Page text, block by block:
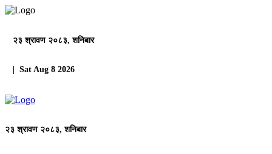
२३ श्रावण २०८३, शनिबार
| Sat Aug 8 2026
२३ श्रावण २०८३, शनिबार